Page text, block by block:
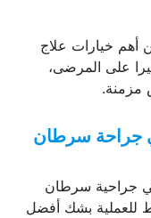
أهم خيارات علاج
على المرضى،
مزمنة.
جراحة سرطان
جراحية سرطان
للعملية بشك أفضل